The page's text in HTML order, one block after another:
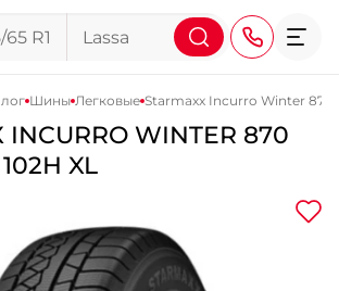
+38 (067) 113-44-44
+38 (095) 276-44-44
Шины Легковые Starmaxx Incurro Winter 870
INCURRO WINTER 870
XL